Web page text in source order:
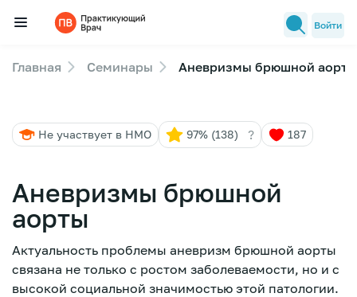
Семинары
Лекторы
Войти
Главная Семинары Аневризмы брюшной аорты
Не участвует в НМО 97% (138) ? 187
Аневризмы брюшной
аорты
Актуальность проблемы аневризм брюшной аорты
связана не только с ростом заболеваемости, но и с
высокой социальной значимостью этой патологии.